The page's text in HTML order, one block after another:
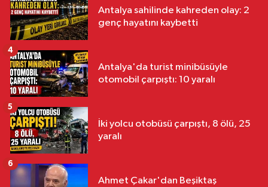
Antalya sahilinde kahreden olay: 2
genç hayatını kaybetti
Antalya'da turist minibüsüyle
otomobil çarpıştı: 10 yaralı
4
İki yolcu otobüsü çarpıştı, 8 ölü, 25
yaralı
5
Ahmet Çakar'dan Beşiktaş
6